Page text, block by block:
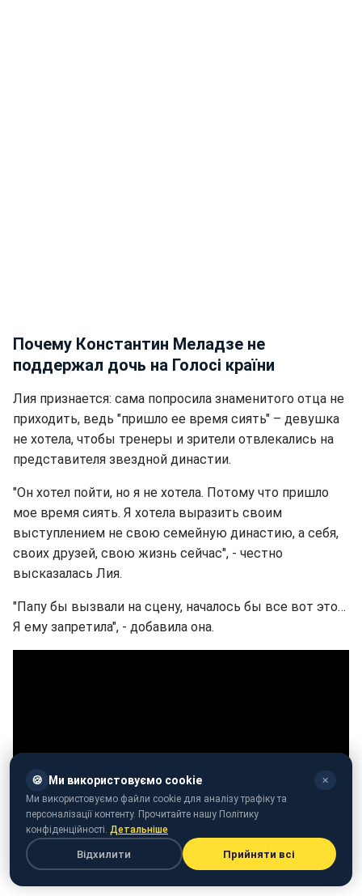
Почему Константин Меладзе не
поддержал дочь на Голосі країни
Лия признается: сама попросила знаменитого отца не
приходить, ведь "пришло ее время сиять" – девушка
не хотела, чтобы тренеры и зрители отвлекались на
представителя звездной династии.
"Он хотел пойти, но я не хотела. Потому что пришло
мое время сиять. Я хотела выразить своим
выступлением не свою семейную династию, а себя,
своих друзей, свою жизнь сейчас", - честно
высказалась Лия.
"Папу бы вызвали на сцену, началось бы все вот это…
Я ему запретила", - добавила она.
Девушка отметила, что очень волновалась и долго
решалась на участие в шоу.
🍪 Ми використовуємо cookie ✕
Ми використовуємо файли cookie для аналізу трафіку та
персоналізації контенту. Прочитайте нашу Політику
конфіденційності. Детальніше
Відхилити Прийняти всі